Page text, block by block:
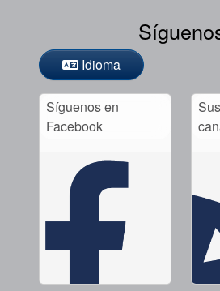
Idioma
Síguenos en
Facebook